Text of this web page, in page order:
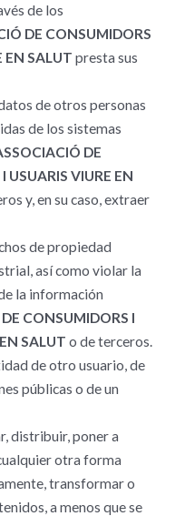
de los
DE CONSUMIDORS
EN SALUT presta sus
de otros personas
de los sistemas
DE
USUARIS VIURE EN
y, en su caso, extraer
de propiedad
así como violar la
la información
CONSUMIDORS I
SALUT o de terceros.
de otro usuario, de
públicas o de un
distribuir, poner a
otra forma
transformar o
a menos que se